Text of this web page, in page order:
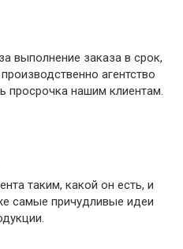
выполнение заказа в срок,
агентство
просрочка нашим клиентам.
таким, какой он есть, и
самые причудливые идеи